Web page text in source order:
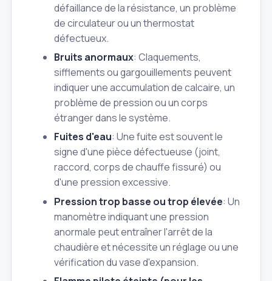
défaillance de la résistance, un problème
de circulateur ou un thermostat
défectueux.
Bruits anormaux: Claquements,
sifflements ou gargouillements peuvent
indiquer une accumulation de calcaire, un
problème de pression ou un corps
étranger dans le système.
Fuites d'eau: Une fuite est souvent le
signe d'une pièce défectueuse (joint,
raccord, corps de chauffe fissuré) ou
d'une pression excessive.
Pression trop basse ou trop élevée: Un
manomètre indiquant une pression
anormale peut entraîner l'arrêt de la
chaudière et nécessite un réglage ou une
vérification du vase d'expansion.